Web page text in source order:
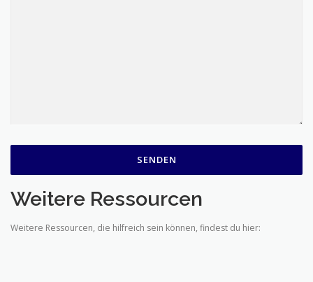
Weitere Ressourcen
Weitere Ressourcen, die hilfreich sein können, findest du hier: